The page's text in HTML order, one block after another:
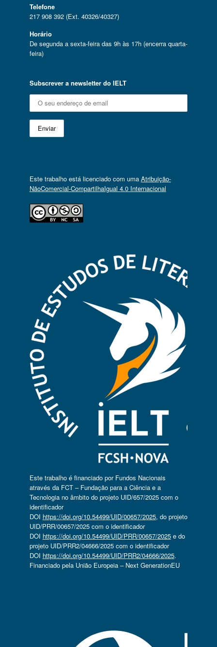
Telefone
217 908 392 (Ext. 40326/40327)
Horário
De segunda a sexta-feira das 9h às 17h (encerra quarta-
feira)
Subscrever a newsletter do IELT
Este trabalho está licenciado com uma Atribuição-
NãoComercial-CompartilhaIgual 4.0 Internacional
Este trabalho é financiado por Fundos Nacionais
através da FCT – Fundação para a Ciência e a
Tecnologia no âmbito do projeto UID/657/2025 com o
identificador
DOI https://doi.org/10.54499/UID/00657/2025, do projeto
UID/PRR/00657/2025 com o identificador
DOI https://doi.org/10.54499/UID/PRR/00657/2025e do
projeto UID/PRR2/04666/2025 com o identificador
DOI https://doi.org/10.54499/UID/PRR2/04666/2025.
Financiado pela União Europeia – Next GenerationEU